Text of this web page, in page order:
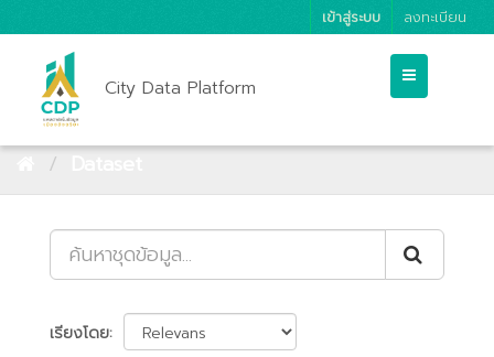
เข้าสู่ระบบ ลงทะเบียน
City Data Platform
เรียงโดย